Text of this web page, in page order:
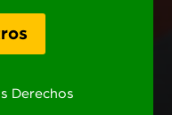
Derechos